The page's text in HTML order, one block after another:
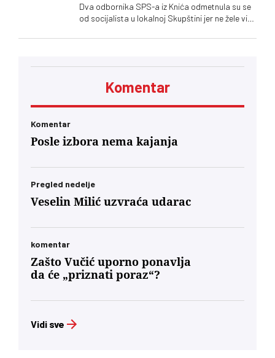
Dva odbornika SPS-a iz Knića odmetnula su se
od socijalista u lokalnoj Skupštini jer ne žele više
naprednjacima. Jedan od njih kaže za „Vreme“
neobrazovanih ljudi" sa kojima ne žele ni sad, niti
„Vreme“ kaže da je alarmantno da tendencije
Komentar
Komentar
Posle izbora nema kajanja
Pregled nedelje
Veselin Milić uzvraća udarac
komentar
Zašto Vučić uporno ponavlja
da će „priznati poraz“?
Vidi sve